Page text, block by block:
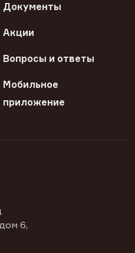
Документы
Акции
Вопросы и ответы
Мобильное
приложение
6,